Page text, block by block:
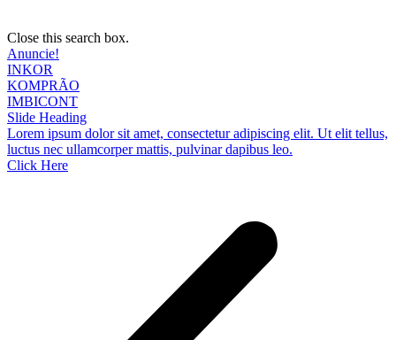
Close this search box.
Anuncie!
INKOR
KOMPRÃO
IMBICONT
Slide Heading
Lorem ipsum dolor sit amet, consectetur adipiscing elit. Ut elit tellus,
luctus nec ullamcorper mattis, pulvinar dapibus leo.
Click Here